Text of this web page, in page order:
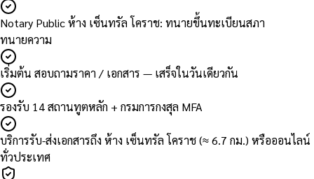
Notary Public ห้าง เซ็นทรัล โคราช: ทนายขึ้นทะเบียนสภา
ทนายความ
เริ่มต้น สอบถามราคา / เอกสาร — เสร็จในวันเดียวกัน
รองรับ 14 สถานทูตหลัก + กรมการกงสุล MFA
บริการรับ-ส่งเอกสารถึง ห้าง เซ็นทรัล โคราช (≈ 6.7 กม.) หรือออนไลน์
ทั่วประเทศ